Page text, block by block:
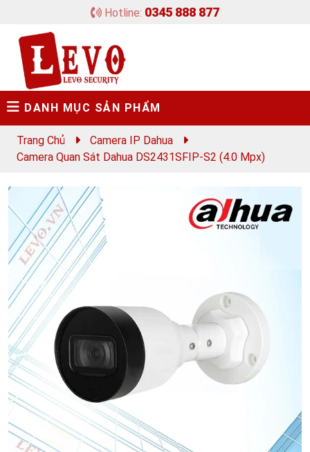
Hotline: 0345 888 877
DANH MỤC SẢN PHẨM
Trang Chủ
Camera IP Dahua
Camera Quan Sát Dahua DS2431SFIP-S2 (4.0 Mpx)